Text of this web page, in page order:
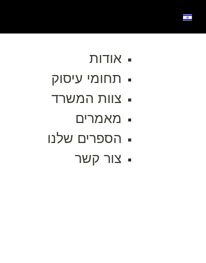
אודות
תחומי עיסוק
צוות המשרד
מאמרים
הספרים שלנו
צור קשר